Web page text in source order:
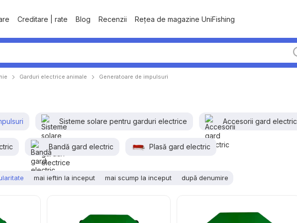
Creditare | rate Blog Recenzii Rețea de magazine UniFishing
Garduri electrice animale Generatoare de impulsuri
Sisteme solare pentru garduri electrice Accesorii gard electric
Bandă gard electric Plasă gard electric
mai ieftin la inceput mai scump la inceput după denumire